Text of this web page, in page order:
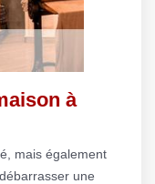
à
mais également
une